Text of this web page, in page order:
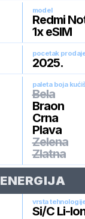
model
Redmi
1x eSIM
pocetak
2025.
paleta boja
Bela
Braon
Crna
Plava
Zelena
Zlatna
ENERGIJA
vrsta
Si/C Li-